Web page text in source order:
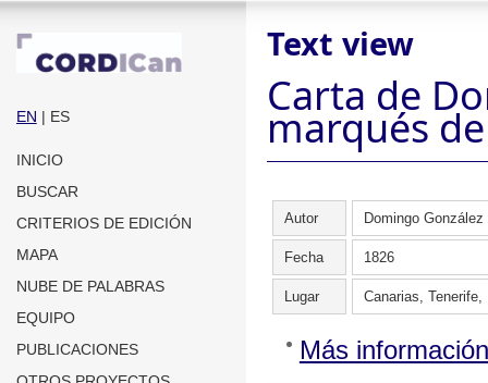
EN | ES
INICIO
BUSCAR
CRITERIOS DE EDICIÓN
MAPA
NUBE DE PALABRAS
EQUIPO
PUBLICACIONES
Text view
Carta de
marqués
Autor Domingo
Fecha 1826
Lugar Canarias, Tenerife,
Más información